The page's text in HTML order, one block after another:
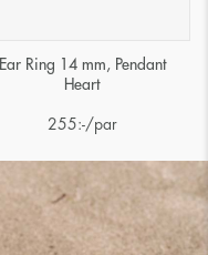
Ear Ring 14 mm, Pendant
Heart
255:-/par